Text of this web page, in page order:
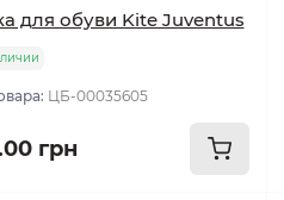
для обуви Kite Juventus
ЦБ-00035605
грн